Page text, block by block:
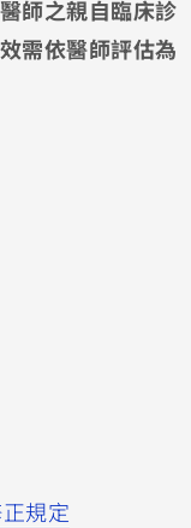
師之親自臨床診
需依醫師評估為
規定